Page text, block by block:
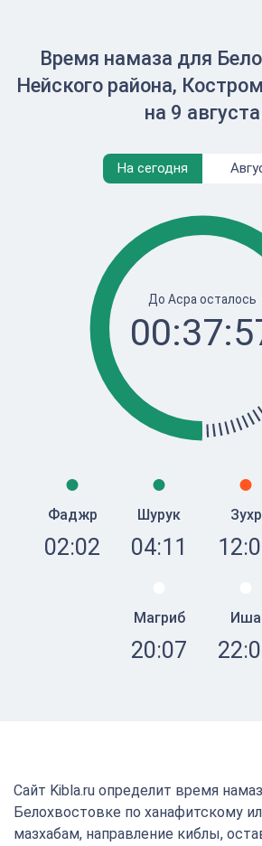
Время намаза для
Нейского района,
на 9 августа
На сегодня
До Асра осталось
Фаджр
02:02
Шурук
04:11
Зухр
Магриб
20:07
Иша
Сайт Kibla.ru определит время
Белохвостовке по ханафитскому
мазхабам, направление киблы,